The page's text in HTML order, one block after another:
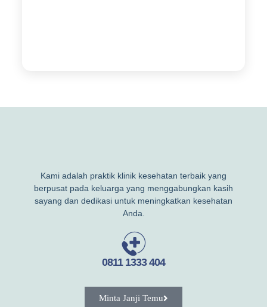
Kami adalah praktik klinik kesehatan terbaik yang
berpusat pada keluarga yang menggabungkan kasih
sayang dan dedikasi untuk meningkatkan kesehatan
Anda.
0811 1333 404
Minta Janji Temu